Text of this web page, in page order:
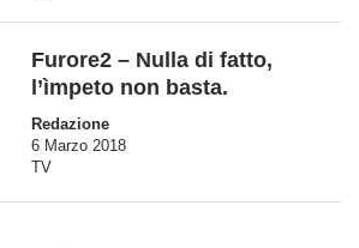
Furore2 – Nulla di fatto,
l’ìmpeto non basta.
Redazione
6 Marzo 2018
TV